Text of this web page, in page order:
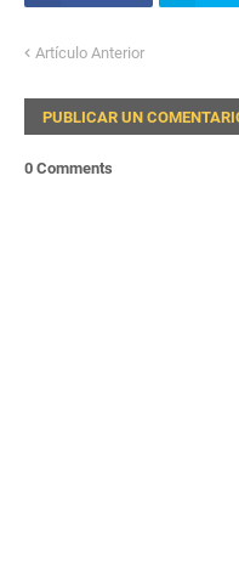
Artículo Anterior
PUBLICAR UN
0 Comments